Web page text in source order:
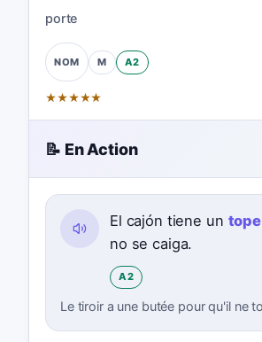
porte
NOM M A2
★★★★★
📝 En Action
El cajón tiene un tope
no se caiga.
A2
Le tiroir a une butée pour qu'il ne